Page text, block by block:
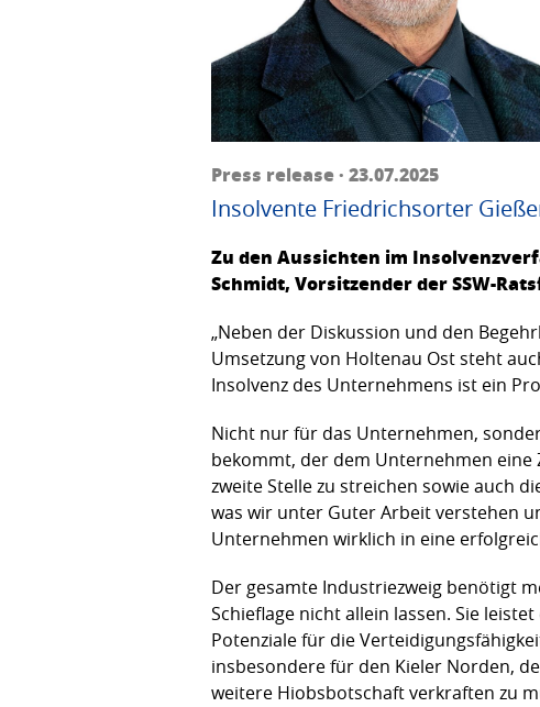
Press release · 23.07.2025
Insolvente Friedrichsorter
Zu den Aussichten im
Schmidt, Vorsitzender der SSW-
„Neben der Diskussion und den
Umsetzung von Holtenau Ost steht
Insolvenz des Unternehmens ist ein
Nicht nur für das Unternehmen,
bekommt, der dem Unternehmen
zweite Stelle zu streichen sowie auch
was wir unter Guter Arbeit verstehen
Unternehmen wirklich in eine
Der gesamte Industriezweig benötigt
Schieflage nicht allein lassen. Sie
Potenziale für die
insbesondere für den Kieler Norden,
weitere Hiobsbotschaft verkraften zu